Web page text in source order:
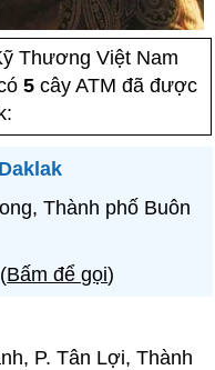
Thương Việt Nam
5 cây ATM đã được
Thành phố Buôn
(Bấm để gọi)
P. Tân Lợi, Thành